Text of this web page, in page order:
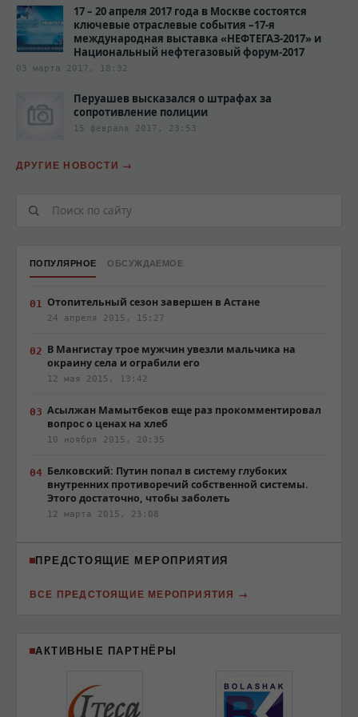
17 – 20 апреля 2017 года в Москве состоятся
ключевые отраслевые события –17-я
международная выставка «НЕФТЕГАЗ-2017» и
Национальный нефтегазовый форум-2017
03 марта 2017, 18:32
Перуашев высказался о штрафах за
сопротивление полиции‍
15 февраля 2017, 23:53
ДРУГИЕ НОВОСТИ
ПОПУЛЯРНОЕ ОБСУЖДАЕМОЕ
Отопительный сезон завершен в Астане
24 апреля 2015, 15:27
В Мангистау трое мужчин увезли мальчика на
окраину села и ограбили его
12 мая 2015, 13:42
Асылжан Мамытбеков еще раз прокомментировал
вопрос о ценах на хлеб
10 ноября 2015, 20:35
Белковский: Путин попал в систему глубоких
внутренних противоречий собственной системы.
Этого достаточно, чтобы заболеть
12 марта 2015, 23:08
ПРЕДСТОЯЩИЕ МЕРОПРИЯТИЯ
ВСЕ ПРЕДСТОЯЩИЕ МЕРОПРИЯТИЯ
АКТИВНЫЕ ПАРТНЁРЫ